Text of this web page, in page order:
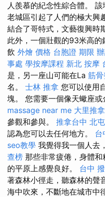
人羨慕的紀念性綜合體。
老城區引起了人們的極大興
結合了哥特式，文藝復興時
此外，一個壯觀的93米高
飲 外燴 價格 台胞證 期限
事處 學按摩課程 新北 按摩
是，另一座山可能在La 筋
名。 士林 推拿 您可以使用
塊。 您需要一個像天蠍座或
massage near me 大里推拿
參觀和參與。 推拿台中 北
認為您可以去任何地方。 台
seo教學 我覺得我一個人去
查榜 那些非常疲倦，身體
的平原上感覺良好。 台中
著森林小徑走，聽森林的聲
海中吹來，不斷地在城市中